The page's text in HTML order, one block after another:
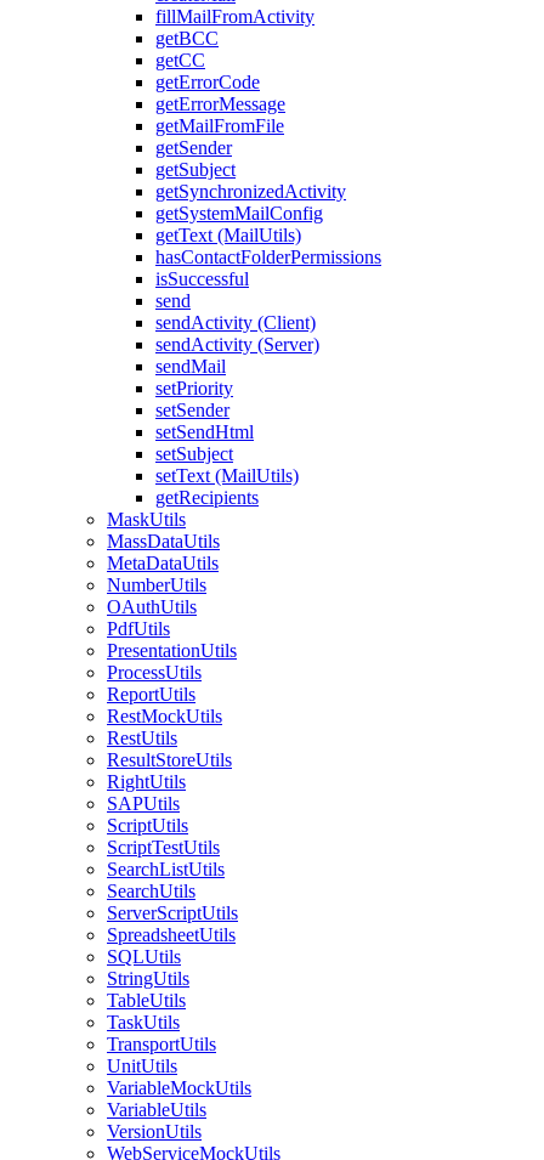
fillMailFromActivity
getBCC
getCC
getErrorCode
getErrorMessage
getMailFromFile
getSender
getSubject
getSynchronizedActivity
getSystemMailConfig
getText (MailUtils)
hasContactFolderPermissions
isSuccessful
send
sendActivity (Client)
sendActivity (Server)
sendMail
setPriority
setSender
setSendHtml
setSubject
setText (MailUtils)
getRecipients
MaskUtils
MassDataUtils
MetaDataUtils
NumberUtils
OAuthUtils
PdfUtils
PresentationUtils
ProcessUtils
ReportUtils
RestMockUtils
RestUtils
ResultStoreUtils
RightUtils
SAPUtils
ScriptUtils
ScriptTestUtils
SearchListUtils
SearchUtils
ServerScriptUtils
SpreadsheetUtils
SQLUtils
StringUtils
TableUtils
TaskUtils
TransportUtils
UnitUtils
VariableMockUtils
VariableUtils
VersionUtils
WebServiceMockUtils